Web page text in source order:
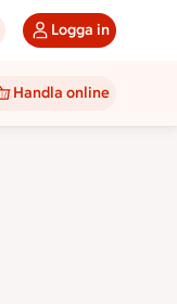
Logga in
Handla online